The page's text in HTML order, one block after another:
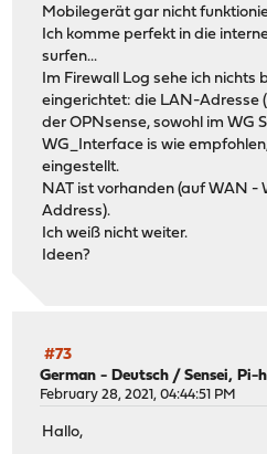
Mobilegerät gar nicht
Ich komme perfekt in die
surfen...
Im Firewall Log sehe ich nichts
eingerichtet: die LAN-Adresse
der OPNsense, sowohl im WG
WG_Interface is wie
eingestellt.
NAT ist vorhanden (auf WAN -
Address).
Ich weiß nicht weiter.
Ideen?
#73
German - Deutsch /Sensei, Pi-
February 28, 2021, 04:44:51 PM
Hallo,